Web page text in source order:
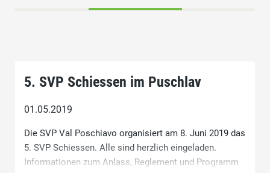
5. SVP Schiessen im Puschlav
01.05.2019
Die SVP Val Poschiavo organisiert am 8. Juni 2019 das
5. SVP Schiessen. Alle sind herzlich eingeladen.
Informationen zum Anlass, Reglement und Programm